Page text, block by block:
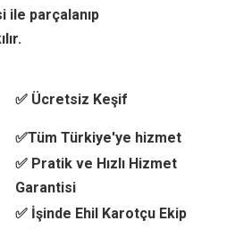
ile parçalanıp
✅ Ücretsiz Keşif
✅Tüm Türkiye'ye hizmet
✅ Pratik ve Hızlı Hizmet
Garantisi
✅ İşinde Ehil Karotçu Ekip